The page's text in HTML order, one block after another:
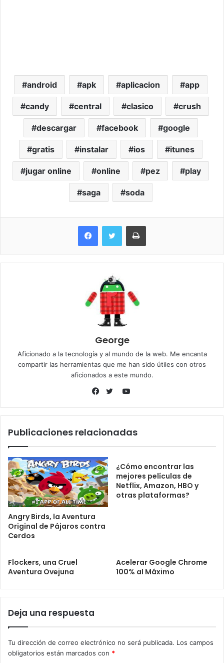
android apk aplicacion app
candy central clasico crush
descargar facebook google
gratis instalar ios itunes
jugar online online pez play
saga soda
Imprimir
George
Aficionado a la tecnología y al mundo de la web. Me encanta
compartir las herramientas que me han sido útiles con otros
aficionados a este mundo.
YouTube
Publicaciones relacionadas
Angry Birds, la Aventura
Original de Pájaros contra
Cerdos
¿Cómo encontrar las
mejores películas de
Netflix, Amazon, HBO y
otras plataformas?
Flockers, una Cruel
Aventura Ovejuna
Acelerar Google Chrome
100% al Máximo
Deja una respuesta
Tu dirección de correo electrónico no será publicada. Los campos
obligatorios están marcados con *